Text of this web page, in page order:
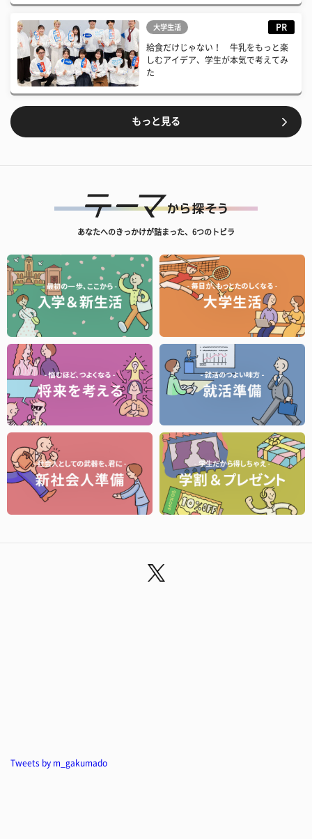
大学生活 PR
給食だけじゃない！ 牛乳をもっと楽
しむアイデア、学生が本気で考えてみ
た
もっと見る
あなたへのきっかけが詰まった、6つのトビラ
Tweets by m_gakumado